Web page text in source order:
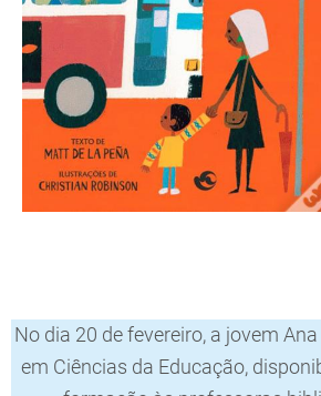
No dia 20 de fevereiro, a jovem
em Ciências da Educação,